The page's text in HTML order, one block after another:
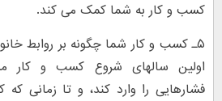
کسب و کار به شما کمک می کند.
۵ـ کسب و کار شما چگونه بر روابط
اولین سالهای شروع کسب و کار
فشارهایی را وارد کند، و تا زمانی